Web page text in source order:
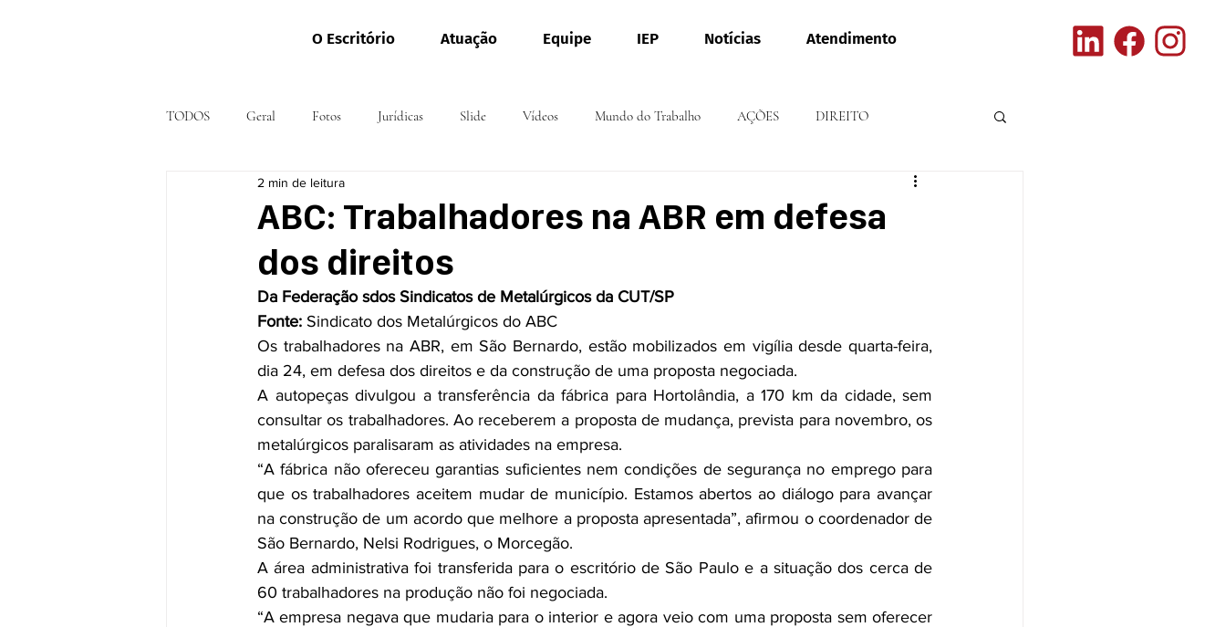
O Escritório Atuação Equipe IEP Notícias Atendimento
TODOS Geral Fotos Jurídicas Slide Vídeos Mundo do Trabalho AÇÕES DIREITO
ABC: Trabalhadores na ABR em defesa
dos direitos
2 min de leitura
Da Federação sdos Sindicatos de Metalúrgicos da CUT/SP
Fonte: Sindicato dos Metalúrgicos do ABC
Os trabalhadores na ABR, em São Bernardo, estão mobilizados em vigília desde quarta-feira,
dia 24, em de­fesa dos direitos e da construção de uma proposta negociada.
A autopeças divulgou a transfe­rência da fábrica para Hortolândia, a 170 km da cidade, sem
consultar os trabalhadores. Ao receberem a proposta de mudança, prevista para novembro, os
metalúrgicos para­lisaram as atividades na empresa.
“A fábrica não ofereceu garan­tias suficientes nem condições de segurança no emprego para
que os trabalhadores aceitem mudar de município. Estamos abertos ao diálogo para avançar
na constru­ção de um acordo que melhore a proposta apresentada”, afirmou o coordenador de
São Bernardo, Nelsi Rodrigues, o Morcegão.
A área administrativa foi trans­ferida para o escritório de São Paulo e a situação dos cerca de
60 trabalhadores na produção não foi negociada.
“A empresa negava que mu­daria para o interior e agora veio com uma proposta sem oferecer